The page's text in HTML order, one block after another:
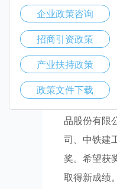
力，根据《
答辩评审、
有限公司、
益海嘉里（
啤酒有限公
任公司、国
品股份有限
司、中铁建
奖。希望获
取得新成绩
企业政策咨询
招商引资政策
产业扶持政策
政策文件下载